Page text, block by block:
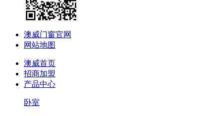
澳威门窗官网
网站地图
澳威首页
招商加盟
产品中心
卧室